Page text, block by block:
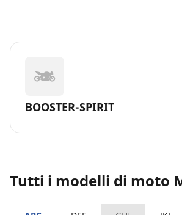
BOOSTER-SPIRIT
Tutti i modelli di moto